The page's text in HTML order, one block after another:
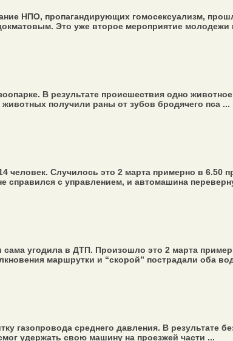
НПО, пропагандирующих гомосексуализм,
Это уже второе мероприятие молодежи
В результате происшествия одно
получили раны от зубов бродячего пса ...
человек. Случилось это 2 марта примерно в 6.50
справился с управлением, и автомашина
угодила в ДТП. Произошло это 2 марта
маршрутки и “скорой” пострадали оба
газопровода среднего давления. В результате
удержать свою машину на проезжей части ...